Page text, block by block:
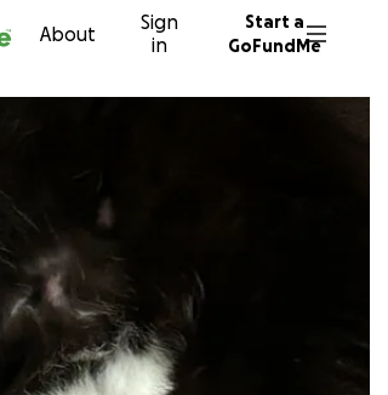
About
Sign
in
Start a
GoFundMe